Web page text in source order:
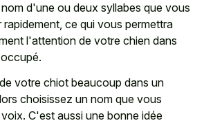
d'une ou deux syllabes que vous
ce qui vous permettra
l'attention de votre chien dans
votre chiot beaucoup dans un
choisissez un nom que vous
C'est aussi une bonne idée